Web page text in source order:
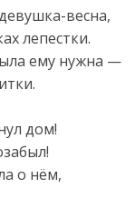
весна,
лепестки.
ему нужна —
дом!
о нём,